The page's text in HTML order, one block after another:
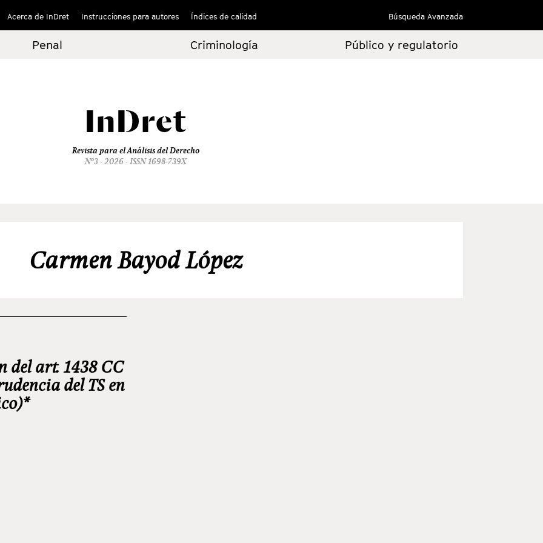
Acerca de InDret Instrucciones para autores Índices de calidad Búsqueda Avanzada
Penal Criminología Público y regulatorio
InDret
Revista para el Análisis del Derecho
Nº3 - 2026 - ISSN 1698-739X
Carmen Bayod López
del art. 1438 CC
del TS en